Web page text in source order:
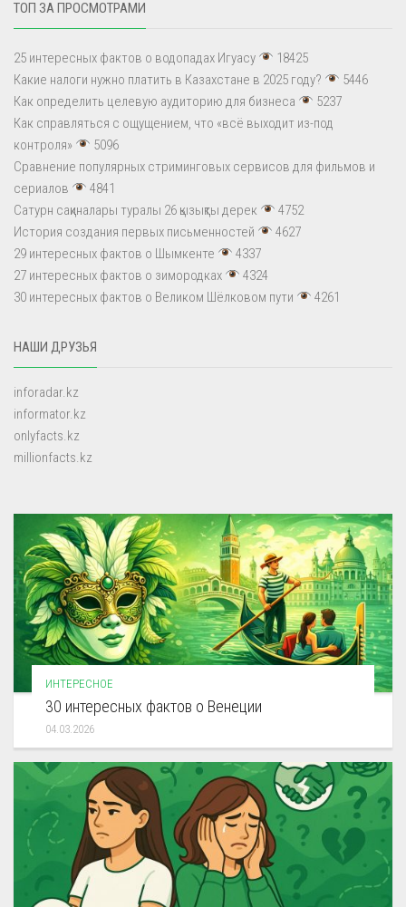
ТОП ЗА ПРОСМОТРАМИ
25 интересных фактов о водопадах Игуасу
18425
Какие налоги нужно платить в Казахстане в 2025 году?
5446
Как определить целевую аудиторию для бизнеса
5237
Как справляться с ощущением, что «всё выходит из-под
контроля»
5096
Сравнение популярных стриминговых сервисов для фильмов и
сериалов
4841
Сатурн сақиналары туралы 26 қызықты дерек
4752
История создания первых письменностей
4627
29 интересных фактов о Шымкенте
4337
27 интересных фактов о зимородках
4324
30 интересных фактов о Великом Шёлковом пути
4261
НАШИ ДРУЗЬЯ
inforadar.kz
informator.kz
onlyfacts.kz
millionfacts.kz
ИНТЕРЕСНОЕ
30 интересных фактов о Венеции
04.03.2026